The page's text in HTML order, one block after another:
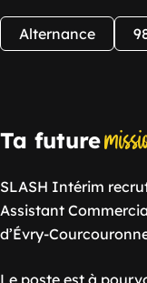
Alternance
Ta future
SLASH Intérim
Assistant
d’Évry-
Le poste est à